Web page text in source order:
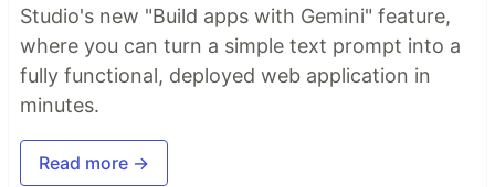
Studio's new "Build apps with Gemini" feature,
where you can turn a simple text prompt into a
fully functional, deployed web application in
minutes.
Read more →